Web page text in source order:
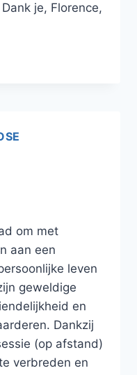
je, Florence,
om met
aan een
leven
geweldige
en
Dankzij
(op afstand)
verbreden en